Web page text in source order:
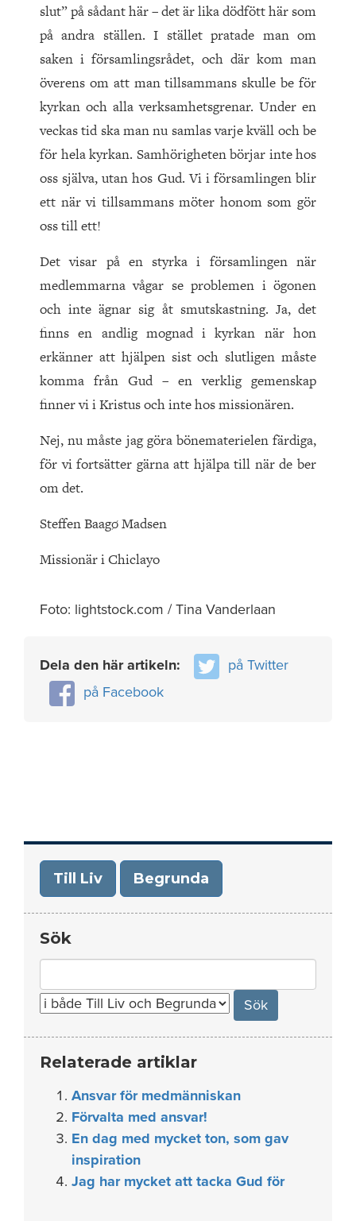
slut” på sådant här – det är lika dödfött här som
på andra ställen. I stället pratade man om
saken i församlingsrådet, och där kom man
överens om att man tillsammans skulle be för
kyrkan och alla verksamhetsgrenar. Under en
veckas tid ska man nu samlas varje kväll och be
för hela kyrkan. Samhörigheten börjar inte hos
oss själva, utan hos Gud. Vi i församlingen blir
ett när vi tillsammans möter honom som gör
oss till ett!
Det visar på en styrka i församlingen när
medlemmarna vågar se problemen i ögonen
och inte ägnar sig åt smutskastning. Ja, det
finns en andlig mognad i kyrkan när hon
erkänner att hjälpen sist och slutligen måste
komma från Gud – en verklig gemenskap
finner vi i Kristus och inte hos missionären.
Nej, nu måste jag göra bönematerielen färdiga,
för vi fortsätter gärna att hjälpa till när de ber
om det.
Steffen Baagø Madsen
Missionär i Chiclayo
Foto: lightstock.com / Tina Vanderlaan
Dela den här artikeln:
på Twitter
på Facebook
Till Liv Begrunda
Sök
for:
Relaterade artiklar
Ansvar för medmänniskan
Förvalta med ansvar!
En dag med mycket ton, som gav
inspiration
Jag har mycket att tacka Gud för